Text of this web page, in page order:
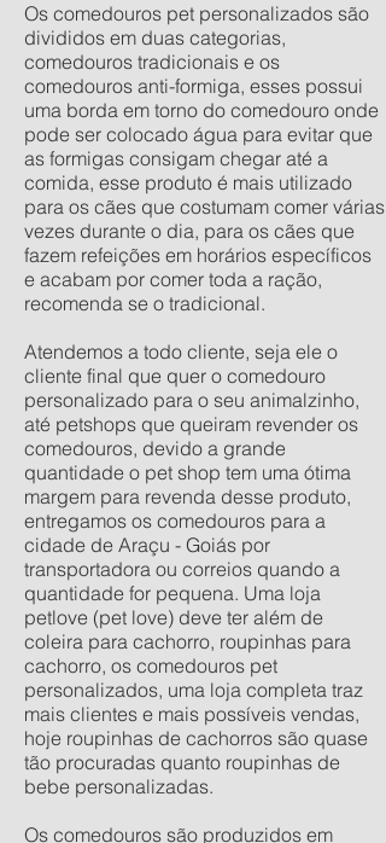
Os comedouros pet personalizados são
divididos em duas categorias,
comedouros tradicionais e os
comedouros anti-formiga, esses possui
uma borda em torno do comedouro onde
pode ser colocado água para evitar que
as formigas consigam chegar até a
comida, esse produto é mais utilizado
para os cães que costumam comer várias
vezes durante o dia, para os cães que
fazem refeições em horários específicos
e acabam por comer toda a ração,
recomenda se o tradicional.
Atendemos a todo cliente, seja ele o
cliente final que quer o comedouro
personalizado para o seu animalzinho,
até petshops que queiram revender os
comedouros, devido a grande
quantidade o pet shop tem uma ótima
margem para revenda desse produto,
entregamos os comedouros para a
cidade de Araçu - Goiás por
transportadora ou correios quando a
quantidade for pequena. Uma loja
petlove (pet love) deve ter além de
coleira para cachorro, roupinhas para
cachorro, os comedouros pet
personalizados, uma loja completa traz
mais clientes e mais possíveis vendas,
hoje roupinhas de cachorros são quase
tão procuradas quanto roupinhas de
bebe personalizadas.
Os comedouros são produzidos em